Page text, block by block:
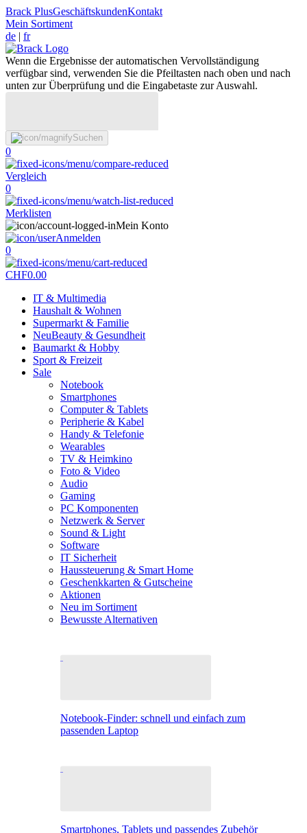
Brack PlusGeschäftskundenKontakt
Mein Sortiment
de | fr
Wenn die Ergebnisse der automatischen Vervollständigung
verfügbar sind, verwenden Sie die Pfeiltasten nach oben und nach
unten zur Überprüfung und die Eingabetaste zur Auswahl.
Suchen
0
Vergleich
0
Merklisten
Mein Konto
Anmelden
0
CHF0.00
IT & Multimedia
Haushalt & Wohnen
Supermarkt & Familie
NeuBeauty & Gesundheit
Baumarkt & Hobby
Sport & Freizeit
Sale
Notebook
Smartphones
Computer & Tablets
Peripherie & Kabel
Handy & Telefonie
Wearables
TV & Heimkino
Foto & Video
Audio
Gaming
PC Komponenten
Netzwerk & Server
Sound & Light
Software
IT Sicherheit
Haussteuerung & Smart Home
Geschenkkarten & Gutscheine
Aktionen
Neu im Sortiment
Bewusste Alternativen
Notebook-Finder: schnell und einfach zum
passenden Laptop
Smartphones, Tablets und passendes Zubehör